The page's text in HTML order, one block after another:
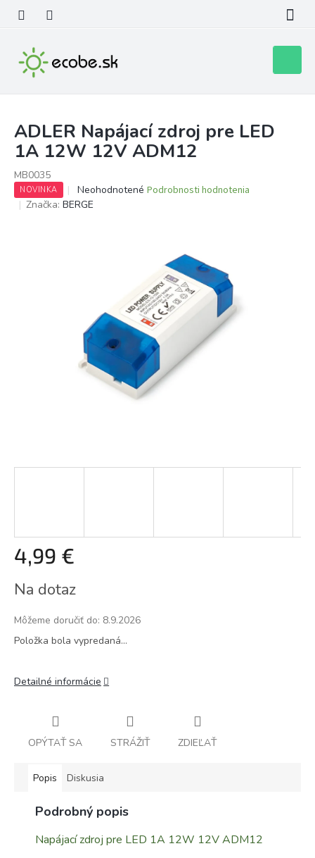
obsah
košík
ADLER Napájací zdroj pre LED
1A 12W 12V ADM12
MB0035
NOVINKA
Priemerné
hodnotenie
Neohodnotené Podrobnosti hodnotenia
Značka: BERGE
4,99 €
cena:
Na dotaz
Môžeme doručiť do: 8.9.2026
Položka bola vypredaná…
Detailné informácie
OPÝTAŤ SA STRÁŽIŤ ZDIEĽAŤ
Popis Diskusia
Podrobný popis
Napájací zdroj pre LED 1A 12W 12V ADM12